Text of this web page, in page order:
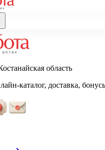
область
каталог, доставка,